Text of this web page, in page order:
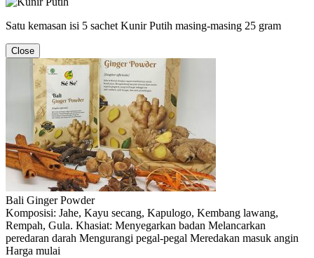
Satu kemasan isi 5 sachet Kunir Putih masing-masing 25 gram
Close
Bali Ginger Powder
Komposisi: Jahe, Kayu secang, Kapulogo, Kembang lawang,
Rempah, Gula. Khasiat: Menyegarkan badan Melancarkan
peredaran darah Mengurangi pegal-pegal Meredakan masuk angin
Harga mulai